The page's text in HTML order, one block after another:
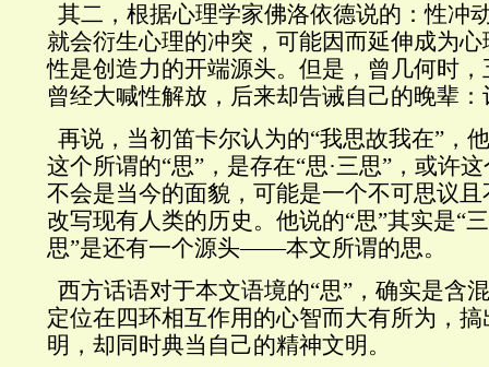
其二，根据心理学家佛洛依德说的：性冲
就会衍生心理的冲突，可能因而延伸成为
性是创造力的开端源头。但是，曾几何时
曾经大喊性解放，后来却告诫自己的晚辈
再说，当初笛卡尔认为的“我思故我在”，
这个所谓的“思”，是存在“思·三思”，或许
不会是当今的面貌，可能是一个不可思议
改写现有人类的历史。他说的“思”其实是“
思”是还有一个源头——本文所谓的思。
西方话语对于本文语境的“思”，确实是含
定位在四环相互作用的心智而大有所为，
明，却同时典当自己的精神文明。